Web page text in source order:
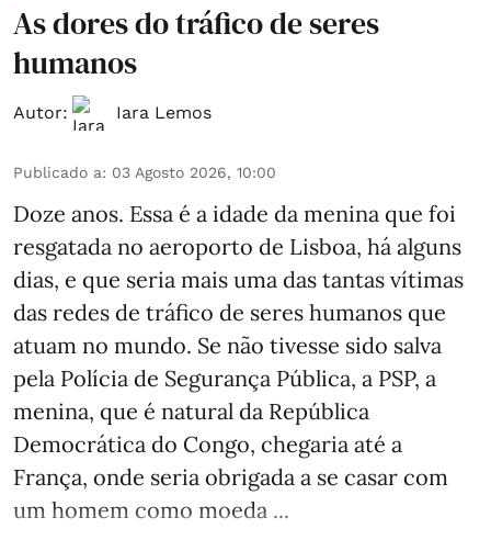
As dores do tráfico de seres
humanos
Autor: Iara Lemos
Publicado a: 03 Agosto 2026, 10:00
Doze anos. Essa é a idade da menina que foi
resgatada no aeroporto de Lisboa, há alguns
dias, e que seria mais uma das tantas vítimas
das redes de tráfico de seres humanos que
atuam no mundo. Se não tivesse sido salva
pela Polícia de Segurança Pública, a PSP, a
menina, que é natural da República
Democrática do Congo, chegaria até a
França, onde seria obrigada a se casar com
um homem como moeda ...